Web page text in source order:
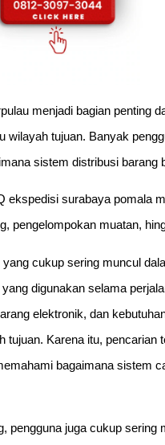
menjadi bagian penting
wilayah tujuan. Banyak
sistem distribusi barang
ekspedisi surabaya pomala
pengelompokan muatan,
cukup sering muncul
digunakan selama
elektronik, dan
tujuan. Karena itu,
bagaimana sistem
pengguna juga cukup